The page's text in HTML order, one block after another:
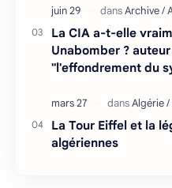
La CIA a-t-elle
Unabomber ?
"l'effondrement du
La Tour Eiffel et la
algériennes